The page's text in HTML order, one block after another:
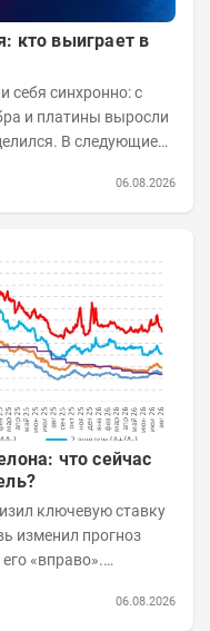
кто выиграет в
себя синхронно: с
и платины выросли
В следующие
06.08.2026
что сейчас
ключевую ставку
изменил прогноз
«вправо».
06.08.2026